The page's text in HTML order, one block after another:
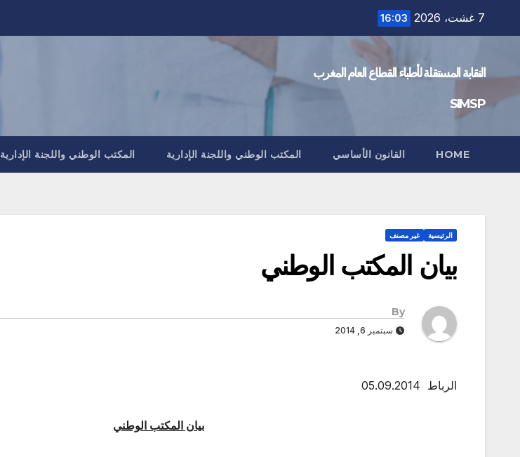
7 غشت، 2026 16:03
النقابة المستقلة لأطباء القطاع العام المغرب
SIMSP
HOME القانون الأساسي المكتب الوطني واللجنة الإدارية المكتب الوطني واللجنة الإدارية
الرئيسية غير مصنف
بيان المكتب الوطني
By
سبتمبر 6, 2014
الرباط 05.09.2014
بيان المكتب الوطني